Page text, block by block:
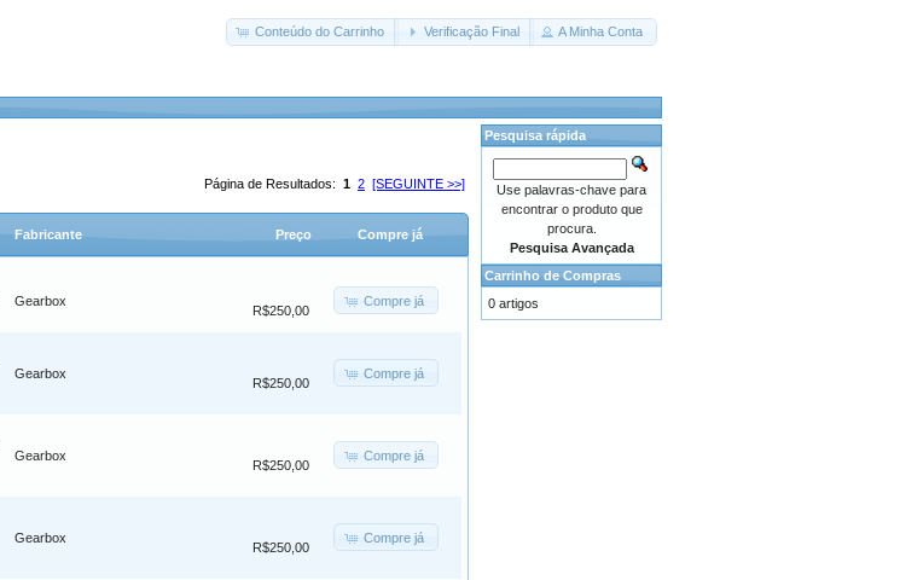
Conteúdo do Carrinho Verificação Final A Minha Conta
Página de Resultados: 1 2 [SEGUINTE >>]
Fabricante Preço Compre já
Gearbox
R$250,00
Compre já
Gearbox
R$250,00
Compre já
Gearbox
R$250,00
Compre já
Gearbox
R$250,00
Compre já
Pesquisa rápida
Use palavras-chave para
encontrar o produto que
procura.
Pesquisa Avançada
Carrinho de Compras
0 artigos